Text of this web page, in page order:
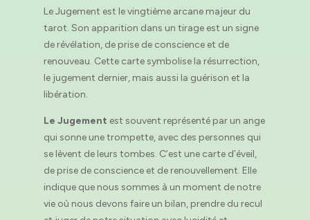
Le Jugement est le vingtième arcane majeur du
tarot. Son apparition dans un tirage est un signe
de révélation, de prise de conscience et de
renouveau. Cette carte symbolise la résurrection,
le jugement dernier, mais aussi la guérison et la
libération.
Le Jugement est souvent représenté par un ange
qui sonne une trompette, avec des personnes qui
se lèvent de leurs tombes. C’est une carte d’éveil,
de prise de conscience et de renouvellement. Elle
indique que nous sommes à un moment de notre
vie où nous devons faire un bilan, prendre du recul